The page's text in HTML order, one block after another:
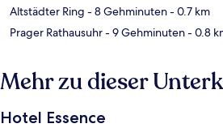
Altstädter Ring - 8 Gehminuten- 0.7 km
Prager Rathausuhr- 9 Gehminuten- 0.8
Mehr zu dieser
Hotel Essence